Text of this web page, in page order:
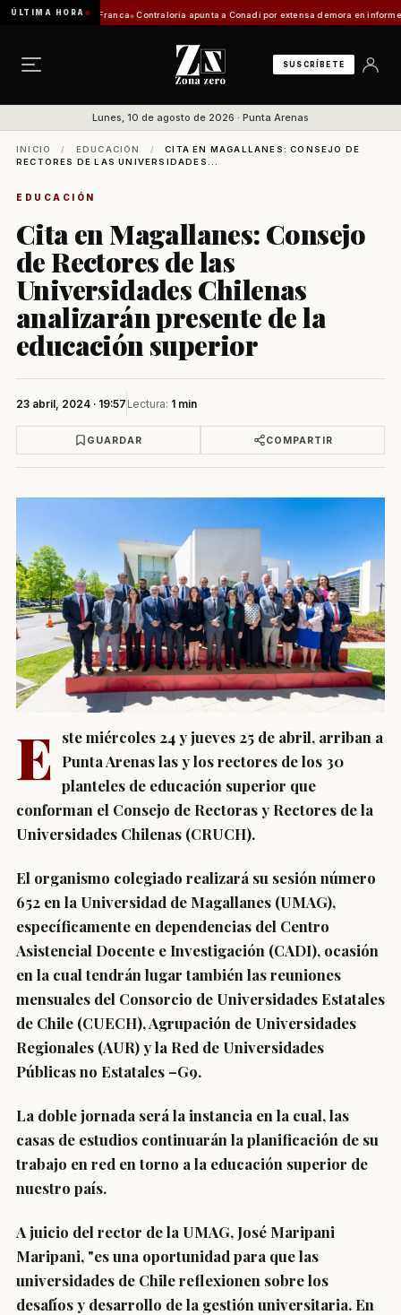
ÚLTIMA HORA
de Zona Franca Contraloría apunta a Conadi por extensa demora en informe
SUSCRÍBETE
Lunes, 10 de agosto de 2026 · Punta Arenas
INICIO / EDUCACIÓN /
CITA EN MAGALLANES: CONSEJO DE
RECTORES DE LAS UNIVERSIDADES...
EDUCACIÓN
Cita en Magallanes: Consejo
de Rectores de las
Universidades Chilenas
analizarán presente de la
educación superior
23 abril, 2024 · 19:57 Lectura: 1 min
GUARDAR COMPARTIR
E ste miércoles 24 y jueves 25 de abril, arriban a
Punta Arenas las y los rectores de los 30
planteles de educación superior que
conforman el Consejo de Rectoras y Rectores de la
Universidades Chilenas (CRUCH).
El organismo colegiado realizará su sesión número
652 en la Universidad de Magallanes (UMAG),
específicamente en dependencias del Centro
Asistencial Docente e Investigación (CADI), ocasión
en la cual tendrán lugar también las reuniones
mensuales del Consorcio de Universidades Estatales
de Chile (CUECH), Agrupación de Universidades
Regionales (AUR) y la Red de Universidades
Públicas no Estatales –G9.
La doble jornada será la instancia en la cual, las
casas de estudios continuarán la planificación de su
trabajo en red en torno a la educación superior de
nuestro país.
A juicio del rector de la UMAG, José Maripani
Maripani, "es una oportunidad para que las
universidades de Chile reflexionen sobre los
desafíos y desarrollo de la gestión universitaria. En